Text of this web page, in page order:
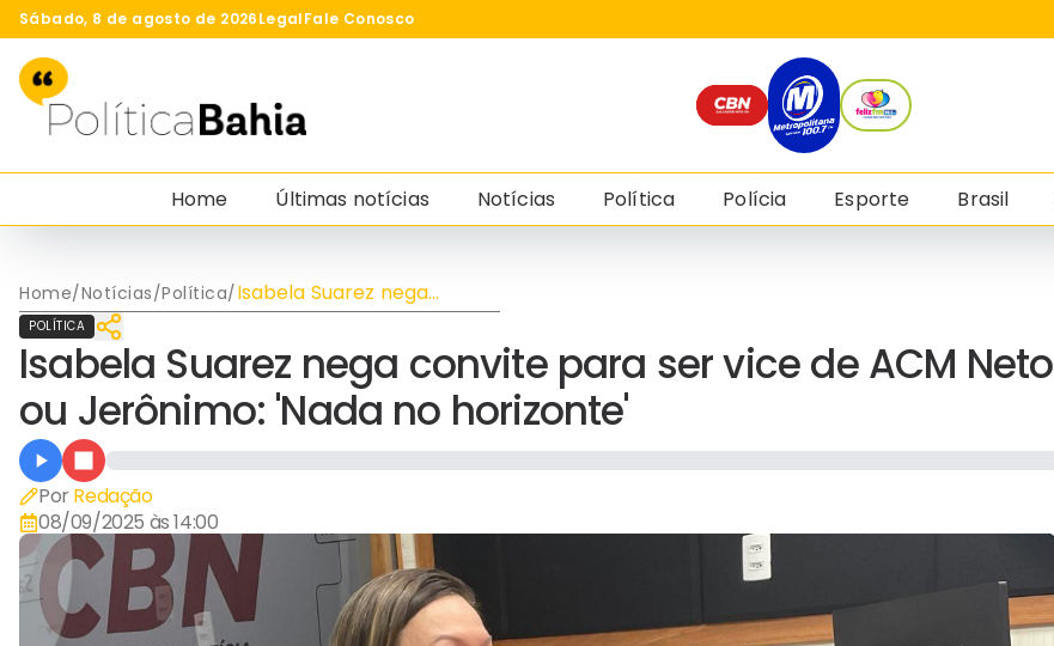
Sábado, 8 de agosto de 2026LegalFale Conosco
Home Últimas notícias Notícias Política Polícia Esporte Brasil
Home/Notícias/Política/Isabela Suarez nega
convite para ser vice de
'Nada no horizonte'
POLÍTICA
Isabela Suarez nega convite para ser vice de ACM Neto
ou Jerônimo: 'Nada no horizonte'
Por Redação
08/09/2025 às 14:00